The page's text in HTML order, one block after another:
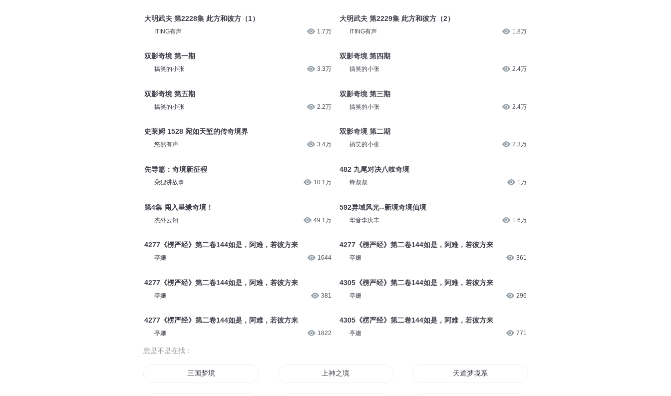
大明武夫 第2228集 此方和彼方（1）
ITING有声 1.7万
双影奇境 第一期
搞笑的小张 3.3万
双影奇境 第五期
搞笑的小张 2.2万
史莱姆 1528 宛如天堑的传奇境界
悠然有声 3.4万
先导篇：奇境新征程
朵狸讲故事 10.1万
第4集 闯入星缘奇境！
杰外云翎 49.1万
4277《楞严经》第二卷144如是，阿难，若彼方来
亭姗 1644
4277《楞严经》第二卷144如是，阿难，若彼方来
亭姗 381
4277《楞严经》第二卷144如是，阿难，若彼方来
亭姗 1822
大明武夫 第2229集 此方和彼方（2）
ITING有声 1.8万
双影奇境 第四期
搞笑的小张 2.4万
双影奇境 第三期
搞笑的小张 2.4万
双影奇境 第二期
搞笑的小张 2.3万
482 九尾对决八岐奇境
锋叔叔 1万
592异域风光--新境奇境仙境
华音李庆丰 1.6万
4277《楞严经》第二卷144如是，阿难，若彼方来
亭姗 361
4305《楞严经》第二卷144如是，阿难，若彼方来
亭姗 296
4305《楞严经》第二卷144如是，阿难，若彼方来
亭姗 771
您是不是在找：
三国梦境 上神之境 天道梦境系统